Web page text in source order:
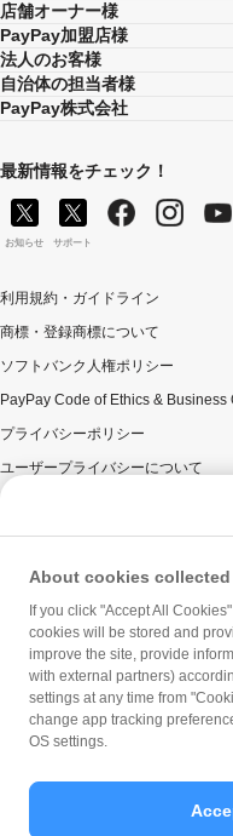
店舗オーナー様
PayPay加盟店様
法人のお客様
自治体の担当者様
PayPay株式会社
最新情報をチェック！
お知らせ サポート
利用規約・ガイドライン
商標・登録商標について
ソフトバンク人権ポリシー
PayPay Code of Ethics & Business
プライバシーポリシー
ユーザープライバシーについて
ウェブサイト利用規約
反社会的勢力に対する方針
勧誘方針
マネロン等基本方針
カスタマーハラスメントに関する
About cookies
If you click "Accept All
cookies will be stored and
improve the site, provide
with external partners)
settings at any time from
change app tracking
OS settings.